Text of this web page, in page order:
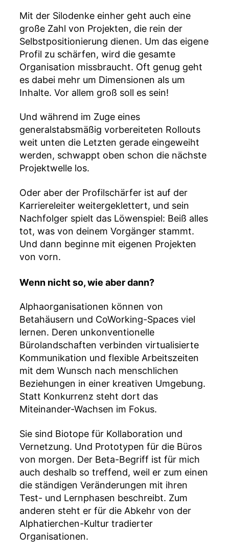
Mit der Silodenke einher geht auch eine
große Zahl von Projekten, die rein der
Selbstpositionierung dienen. Um das eigene
Profil zu schärfen, wird die gesamte
Organisation missbraucht. Oft genug geht
es dabei mehr um Dimensionen als um
Inhalte. Vor allem groß soll es sein!
Und während im Zuge eines
generalstabsmäßig vorbereiteten Rollouts
weit unten die Letzten gerade eingeweiht
werden, schwappt oben schon die nächste
Projektwelle los.
Oder aber der Profilschärfer ist auf der
Karriereleiter weitergeklettert, und sein
Nachfolger spielt das Löwenspiel: Beiß alles
tot, was von deinem Vorgänger stammt.
Und dann beginne mit eigenen Projekten
von vorn.
Wenn nicht so, wie aber dann?
Alphaorganisationen können von
Betahäusern und CoWorking-Spaces viel
lernen. Deren unkonventionelle
Bürolandschaften verbinden virtualisierte
Kommunikation und flexible Arbeitszeiten
mit dem Wunsch nach menschlichen
Beziehungen in einer kreativen Umgebung.
Statt Konkurrenz steht dort das
Miteinander-Wachsen im Fokus.
Sie sind Biotope für Kollaboration und
Vernetzung. Und Prototypen für die Büros
von morgen. Der Beta-Begriff ist für mich
auch deshalb so treffend, weil er zum einen
die ständigen Veränderungen mit ihren
Test- und Lernphasen beschreibt. Zum
anderen steht er für die Abkehr von der
Alphatierchen-Kultur tradierter
Organisationen.